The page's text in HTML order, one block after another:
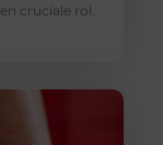
cruciale rol.